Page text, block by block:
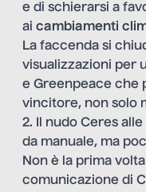
e di schierarsi a
ai cambiamenti
La faccenda si
visualizzazioni per
e Greenpeace che
vincitore, non solo
2. Il nudo Ceres
da manuale, ma
Non è la prima
comunicazione di